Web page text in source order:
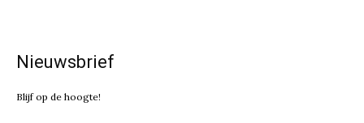
Nieuwsbrief
Blijf op de hoogte!